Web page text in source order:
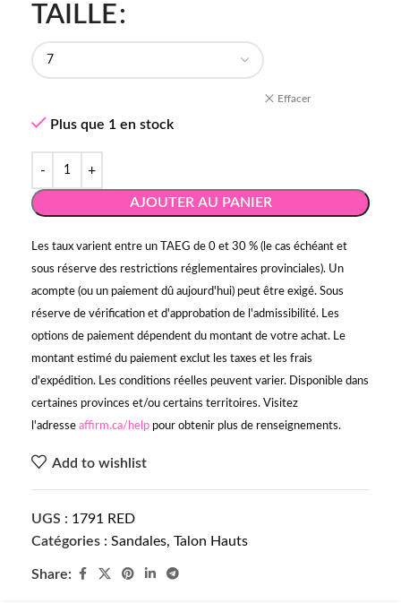
TAILLE
Effacer
Plus que 1 en stock
AJOUTER AU PANIER
Les taux varient entre un TAEG de 0 et 30 % (le cas échéant et
sous réserve des restrictions réglementaires provinciales). Un
acompte (ou un paiement dû aujourd'hui) peut être exigé. Sous
réserve de vérification et d'approbation de l'admissibilité. Les
options de paiement dépendent du montant de votre achat. Le
montant estimé du paiement exclut les taxes et les frais
d'expédition. Les conditions réelles peuvent varier. Disponible dans
certaines provinces et/ou certains territoires. Visitez
l'adresse affirm.ca/help pour obtenir plus de renseignements.
Add to wishlist
UGS : 1791 RED
Catégories : Sandales, Talon Hauts
Share: